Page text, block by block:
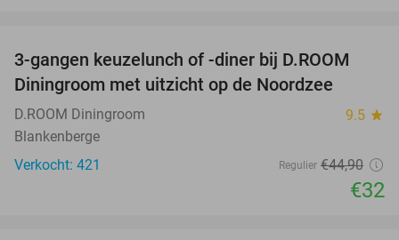
29%
3-gangen keuzelunch of -diner bij D.ROOM
Diningroom met uitzicht op de Noordzee
D.ROOM Diningroom 9.5 star
Blankenberge
Verkocht: 421
Regulier €44,90
€32